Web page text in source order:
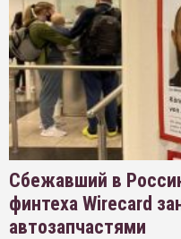
Сбежавший в
финтеха Wirecard
автозапчастями